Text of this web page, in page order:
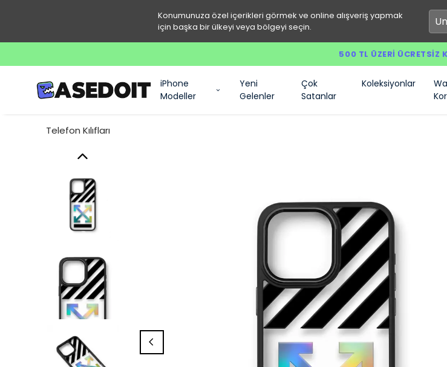
Konumunuza özel içerikleri görmek ve online alışveriş yapmak
için başka bir ülkeyi veya bölgeyi seçin.
500 TL ÜZERI ÜCRETSIZ
iPhone
Modeller
Yeni
Gelenler
Çok
Satanlar
Koleksiyonlar
Telefon Kılıfları